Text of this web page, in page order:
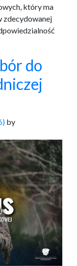
który ma
zdecydowanej
do
by